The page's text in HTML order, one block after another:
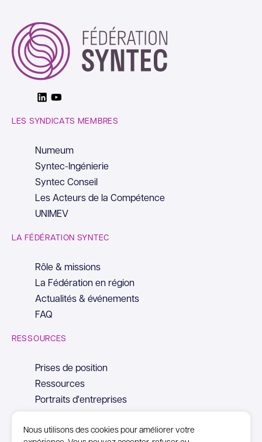
Nous utilisons des cookies pour améliorer votre
LinkedinYoutube
LES SYNDICATS MEMBRES
Numeum
Syntec-Ingénierie
Syntec Conseil
Les Acteurs de la Compétence
UNIMEV
LA FÉDÉRATION SYNTEC
Rôle & missions
La Fédération en région
Actualités & événements
FAQ
RESSOURCES
Prises de position
Ressources
Portraits d'entreprises